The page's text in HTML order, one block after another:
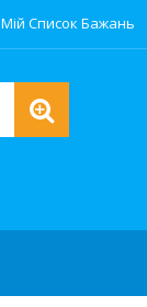
Мій Список Бажань